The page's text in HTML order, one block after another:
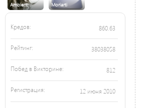
Ambient Moriarti
Кредов: 860.63
Рейтинг: 38038058
Побед в Викторине: 812
Регистрация: 12 июня 2010